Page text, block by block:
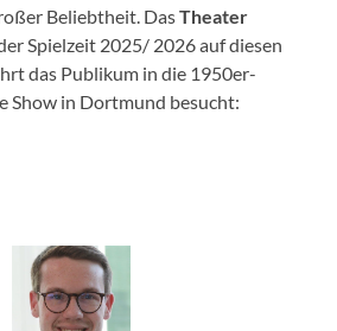
Beliebtheit. DasTheater
Spielzeit 2025/ 2026 auf diesen
das Publikum in die 1950er-
Show in Dortmund besucht: